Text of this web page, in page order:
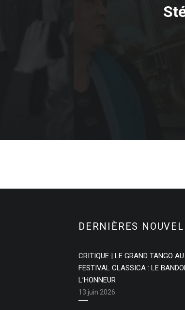
DERNIÈRES
CRITIQUE | LE GRAND TANGO AU
FESTIVAL CLASSICA : LE
L’HONNEUR
13 juin 2026